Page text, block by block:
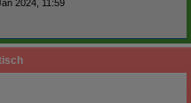
2024, 11:59